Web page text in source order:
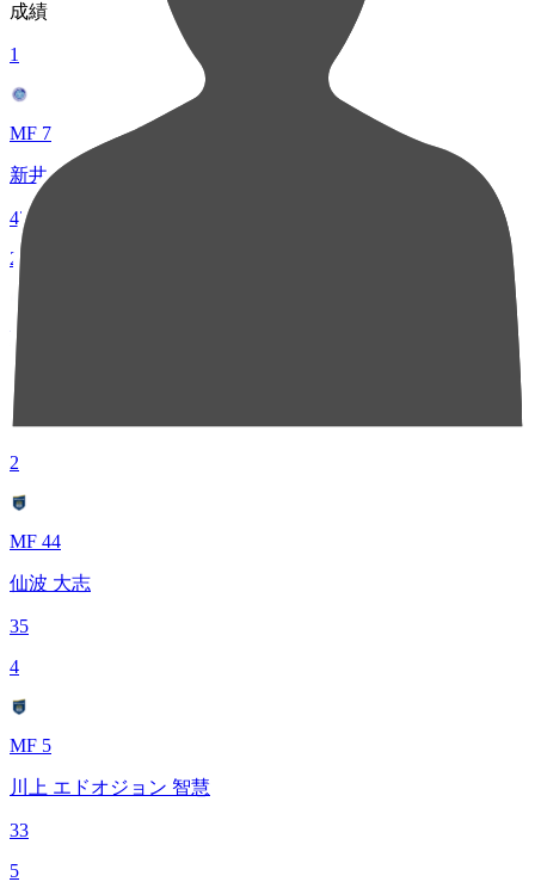
成績
1
MF 7
新井 晴樹
42
2
DF 3
大崎 航詩
35
2
MF 44
仙波 大志
35
4
MF 5
川上 エドオジョン 智慧
33
5